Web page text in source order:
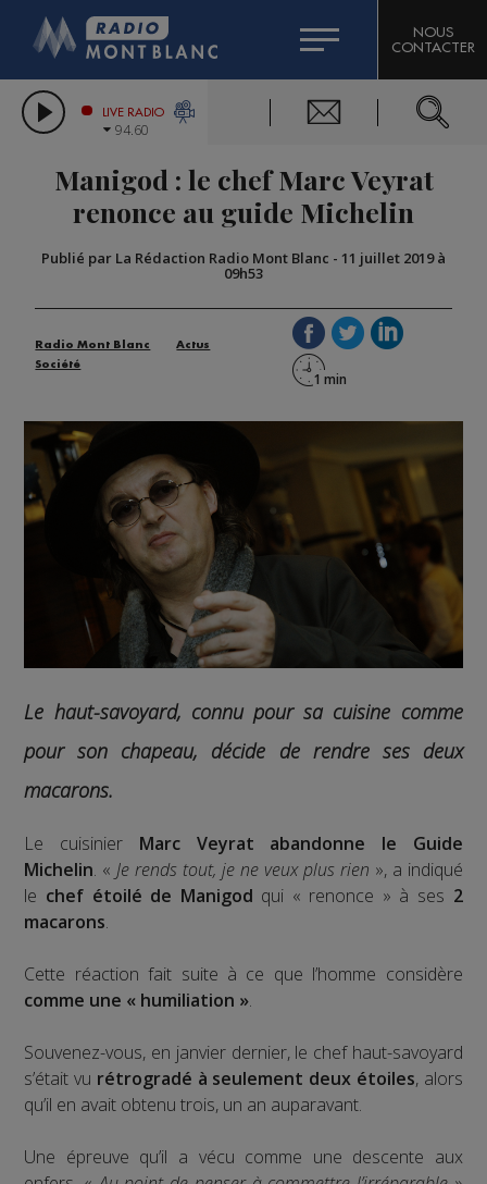
LES CHRONIQUES DE L'EXPERT
CITIZEN MACHINERY
GRAND MASSIF DOMAINES SKIABLES
BIGARD
COMPAGNIE DU MONT-BLANC
NOUS
CONTACTER
LIVE RADIO
94.60
Manigod : le chef Marc Veyrat
renonce au guide Michelin
Publié par La Rédaction Radio Mont Blanc - 11 juillet 2019 à
09h53
Radio Mont Blanc
Actus
Société
Le haut-savoyard, connu pour sa cuisine comme
pour son chapeau, décide de rendre ses deux
macarons.
Le cuisinier Marc Veyrat abandonne le Guide
Michelin. « Je rends tout, je ne veux plus rien », a indiqué
le chef étoilé de Manigod qui « renonce » à ses 2
macarons.
Cette réaction fait suite à ce que l’homme considère
comme une « humiliation ».
Souvenez-vous, en janvier dernier, le chef haut-savoyard
s’était vu rétrogradé à seulement deux étoiles, alors
qu’il en avait obtenu trois, un an auparavant.
Une épreuve qu’il a vécu comme une descente aux